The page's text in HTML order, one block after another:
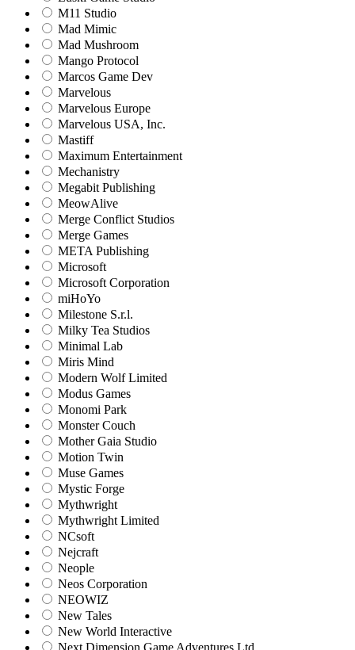
M11 Studio
Mad Mimic
Mad Mushroom
Mango Protocol
Marcos Game Dev
Marvelous
Marvelous Europe
Marvelous USA, Inc.
Mastiff
Maximum Entertainment
Mechanistry
Megabit Publishing
MeowAlive
Merge Conflict Studios
Merge Games
META Publishing
Microsoft
Microsoft Corporation‬
miHoYo
Milestone S.r.l.
Milky Tea Studios
Minimal Lab
Miris Mind
Modern Wolf Limited
Modus Games
Monomi Park
Monster Couch
Mother Gaia Studio
Motion Twin
Muse Games
Mystic Forge
Mythwright
Mythwright Limited
NCsoft
Nejcraft
Neople
Neos Corporation
NEOWIZ
New Tales
New World Interactive